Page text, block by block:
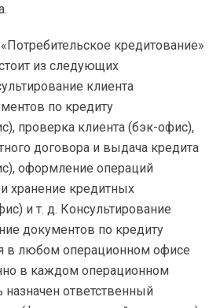
кредитование»
из следующих
клиента
по кредиту
проверка клиента (бэк-офис),
договора и выдача кредита
оформление операций
хранение кредитных
) и т. д. Консультирование
документов по кредиту
в любом операционном офисе
в каждом операционном
ответственный